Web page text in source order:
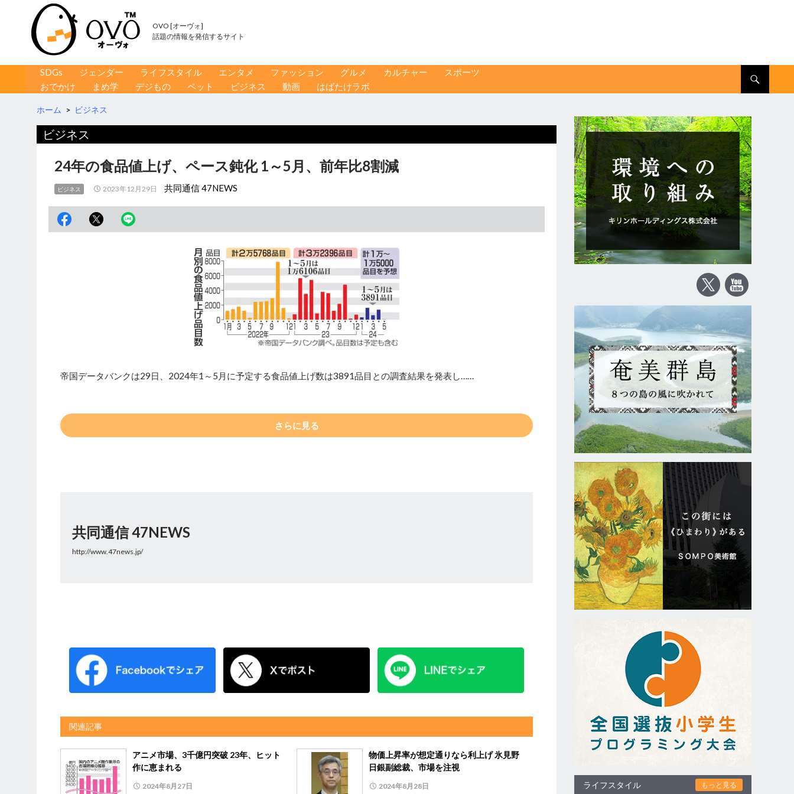
OVO [オーヴォ]
話題の情報を発信するサイト
コンテンツへ移動
SDGs ジェンダー ライフスタイル エンタメ ファッション グルメ カルチャー
スポーツ
おでかけ
まめ学 デジもの ペット ビジネス 動画 はばたけラボ
ホーム > ビジネス
ビジネス
24年の食品値上げ、ペース鈍化 1～5月、前年比8割減
ビジネス 2023年12月29日 共同通信 47NEWS
帝国データバンクは29日、2024年1～5月に予定する食品値上げ数は3891品目との調査結果を発表し……
さらに見る
共同通信 47NEWS
http://www.47news.jp/
関連記事
アニメ市場、3千億円突破 23年、ヒット
作に恵まれる
2024年8月27日
物価上昇率が想定通りなら利上げ 氷見野
日銀副総裁、市場を注視
2024年8月28日 ライフスタイル もっと見る